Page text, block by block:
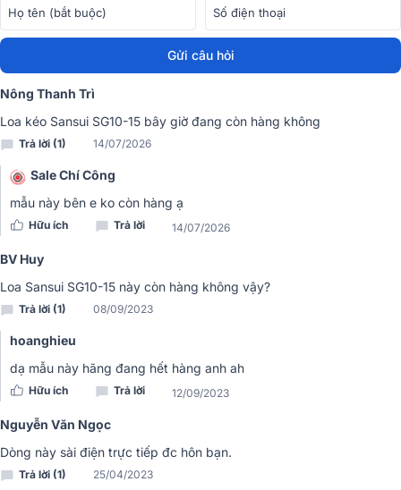
Người dùng có thể thỏa mãn đam mê âm nhạc khi sử dụng sản
phẩm này với nhiều thể loại nhạc khác nhau như: nhạc bolero, nhạc
nhẹ, nhạc pop…
Chất âm ra loa hoàn hảo
hàng đầu mang đến chất âm đầu ra ấn tượng, cuốn hút nhất. Bass
chắc sâu mạnh mẽ với những bản EDM nhiều âm trầm.
tai. Âm trung trong lúc này sẽ giữ vai trò cân bằng bass và treble,
để cho ra âm nhạc tổng thể xuất sắc nhất.
Không dừng lại ở đó, việc tích hợp bộ vang số tự động trong
Gửi câu hỏi
Nông Thanh Trì
Loa kéo Sansui SG10-15 bây giờ đang còn hàng không
Trả lời (1) 14/07/2026
Sale Chí Công
mẫu này bên e ko còn hàng ạ
Hữu ích Trả lời 14/07/2026
BV Huy
Loa Sansui SG10-15 này còn hàng không vậy?
Trả lời (1) 08/09/2023
hoanghieu
dạ mẫu này hãng đang hết hàng anh ah
Hữu ích Trả lời 12/09/2023
Nguyễn Văn Ngọc
Dòng này sài điện trực tiếp đc hôn bạn.
Trả lời (1) 25/04/2023